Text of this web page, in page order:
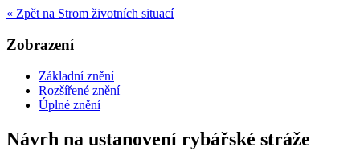
« Zpět na Strom životních situací
Zobrazení
Základní znění
Rozšířené znění
Úplné znění
Návrh na ustanovení rybářské stráže